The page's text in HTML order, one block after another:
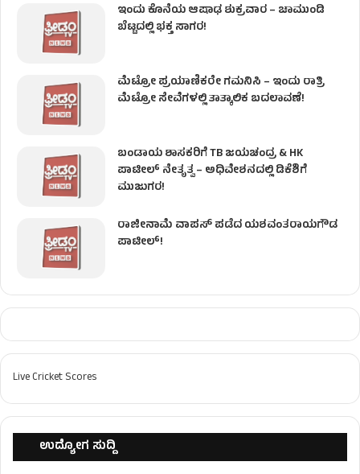
ಇಂದು ಕೊನೆಯ ಆಷಾಢ ಶುಕ್ರವಾರ – ಚಾಮುಂಡಿ
ಬೆಟ್ಟದಲ್ಲಿ ಭಕ್ತ ಸಾಗರ!
ಮೆಟ್ರೋ ಪ್ರಯಾಣಿಕರೇ ಗಮನಿಸಿ – ಇಂದು ರಾತ್ರಿ
ಮೆಟ್ರೋ ಸೇವೆಗಳಲ್ಲಿ ತಾತ್ಕಾಲಿಕ ಬದಲಾವಣೆ!
ಬಂಡಾಯ ಶಾಸಕರಿಗೆ TB ಜಯಚಂದ್ರ & HK
ಪಾಟೀಲ್ ನೇತೃತ್ವ – ಅಧಿವೇಶನದಲ್ಲಿ ಡಿಕೆಶಿಗೆ
ಮುಜುಗರ!
ರಾಜೀನಾಮೆ ವಾಪಸ್ ಪಡೆದ ಯಶವಂತರಾಯಗೌಡ
ಪಾಟೀಲ್‌!
Live Cricket Scores
ಉದ್ಯೋಗ ಸುದ್ದಿ